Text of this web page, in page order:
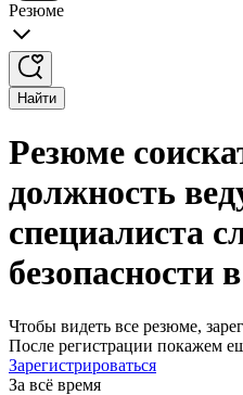
Резюме
Найти
Резюме
должность
специалиста
безопасности
Чтобы видеть все резюме,
После регистрации покажем
Зарегистрироваться
За всё время